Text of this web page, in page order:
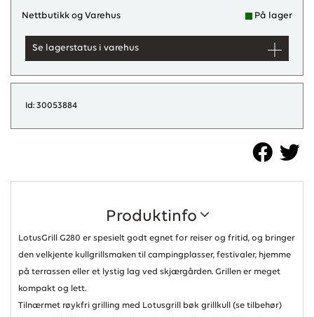
Nettbutikk og Varehus På lager
Se lagerstatus i varehus
Id: 30053884
Produktinfo
LotusGrill G280 er spesielt godt egnet for reiser og fritid, og bringer
den velkjente kullgrillsmaken til campingplasser, festivaler, hjemme
på terrassen eller et lystig lag ved skjærgården. Grillen er meget
kompakt og lett.
Tilnærmet røykfri grilling med Lotusgrill bøk grillkull (se tilbehør)